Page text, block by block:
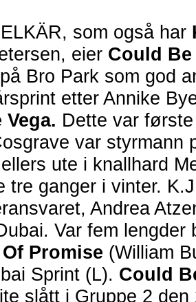
som også har
eier Could
Bro Park som god
etter Annike
Vega. Dette var
var styrmann
ute i knallhard
tre ganger i vinter.
Andrea
Var fem lengder
Promise (William
Sprint (L). Could
slått i Gruppe 2 den